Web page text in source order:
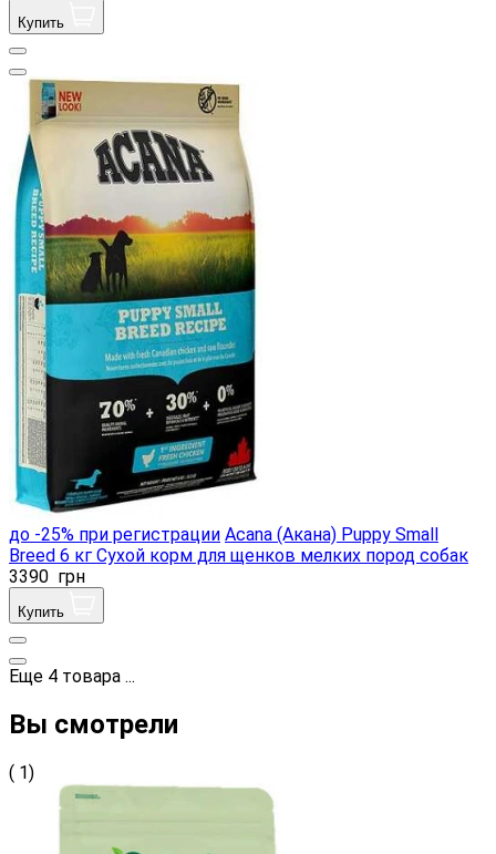
Купить
до -25% при регистрации Acana (Акана) Puppy Small
Breed 6 кг Сухой корм для щенков мелких пород собак
3390 грн
Купить
Еще 4 товара ...
Вы смотрели
( 1)